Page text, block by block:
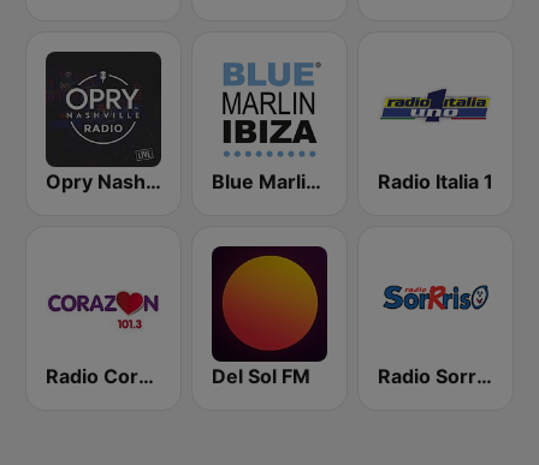
Opry Nashville Radio Blue Marlin Ibiza Radio Radio Italia 1
Radio Corazón FM Del Sol FM Radio Sorrriso